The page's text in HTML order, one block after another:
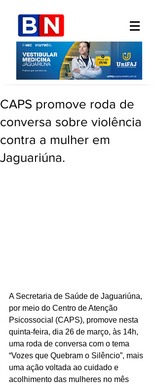
CAPS promove roda de
conversa sobre violência
contra a mulher em
Jaguariúna.
A Secretaria de Saúde de Jaguariúna,
por meio do Centro de Atenção
Psicossocial (CAPS), promove nesta
quinta-feira, dia 26 de março, às 14h,
uma roda de conversa com o tema
“Vozes que Quebram o Silêncio”, mais
uma ação voltada ao cuidado e
acolhimento das mulheres no mês